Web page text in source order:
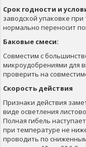
Срок годности и
заводской упаковке при
нормально переносит
Баковые смеси:
Совместим с
микроудобрениями для
проверить на
Скорость действия
Признаки действия
виде осветления
Полная гибель
при температуре не
проводить по